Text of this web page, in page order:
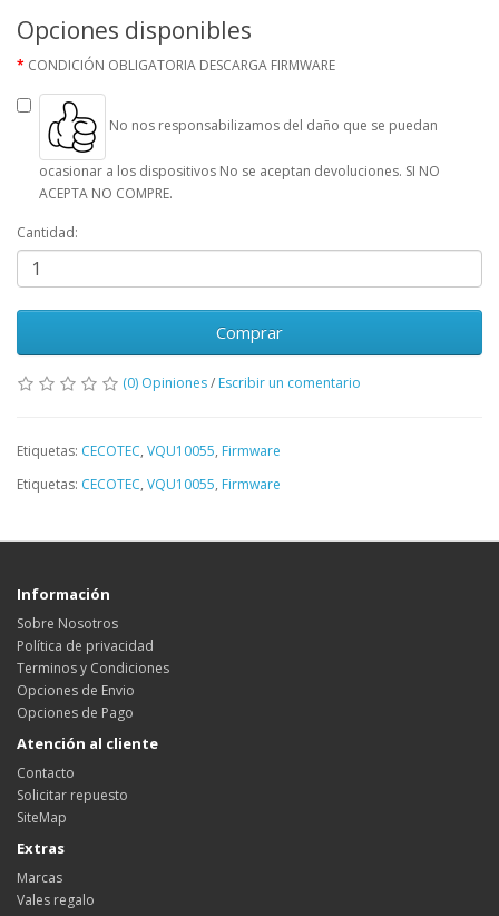
Opciones disponibles
CONDICIÓN OBLIGATORIA DESCARGA FIRMWARE
No nos responsabilizamos del daño que se puedan
ocasionar a los dispositivos No se aceptan devoluciones. SI NO
ACEPTA NO COMPRE.
Cantidad:
Comprar
(0) Opiniones/ Escribir un comentario
Etiquetas: CECOTEC, VQU10055, Firmware
Etiquetas: CECOTEC, VQU10055, Firmware
Información
Sobre Nosotros
Política de privacidad
Terminos y Condiciones
Opciones de Envio
Opciones de Pago
Atención al cliente
Contacto
Solicitar repuesto
SiteMap
Extras
Marcas
Vales regalo